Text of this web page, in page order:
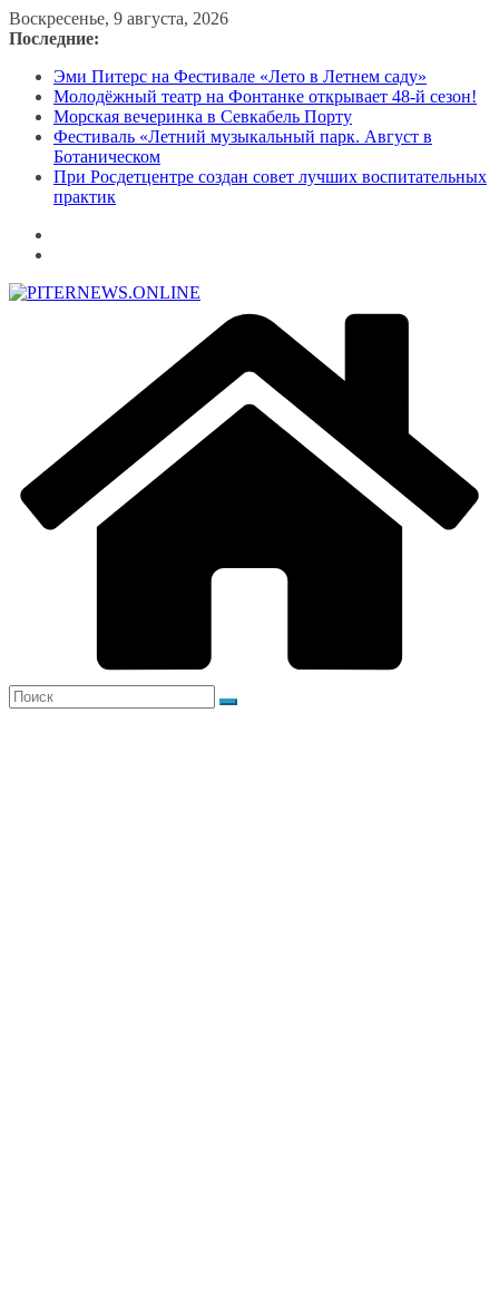
Перейти
к
Воскресенье, 9 августа, 2026
Последние:
Эми Питерс на Фестивале «Лето в Летнем саду»
Молодёжный театр на Фонтанке открывает 48-й сезон!
Морская вечеринка в Севкабель Порту
Фестиваль «Летний музыкальный парк. Август в
Ботаническом
При Росдетцентре создан совет лучших воспитательных
практик